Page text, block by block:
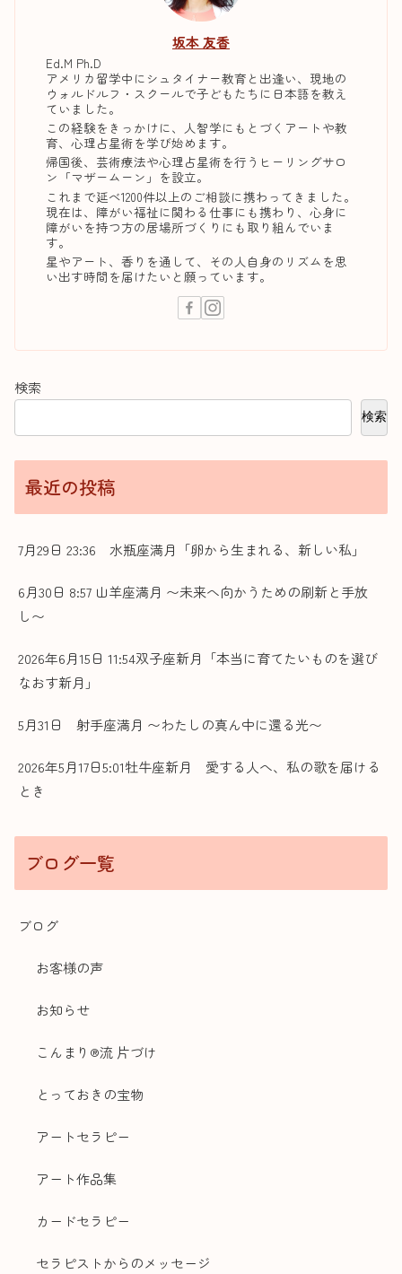
坂本 友香
Ed.M Ph.D
アメリカ留学中にシュタイナー教育と出逢い、現地の
ウォルドルフ・スクールで子どもたちに日本語を教え
ていました。
この経験をきっかけに、人智学にもとづくアートや教
育、心理占星術を学び始めます。
帰国後、芸術療法や心理占星術を行うヒーリングサロ
ン「マザームーン」を設立。
これまで延べ1200件以上のご相談に携わってきました。
現在は、障がい福祉に関わる仕事にも携わり、心身に
障がいを持つ方の居場所づくりにも取り組んでいま
す。
星やアート、香りを通して、その人自身のリズムを思
い出す時間を届けたいと願っています。
検索
検索
最近の投稿
7月29日 23:36 水瓶座満月「卵から生まれる、新しい私」
6月30日 8:57 山羊座満月 〜未来へ向かうための刷新と手放
し〜
2026年6月15日 11:54双子座新月「本当に育てたいものを選び
なおす新月」
5月31日 射手座満月 〜わたしの真ん中に還る光〜
2026年5月17日5:01牡牛座新月 愛する人へ、私の歌を届ける
とき
ブログ一覧
ブログ
お客様の声
お知らせ
こんまり®流 片づけ
とっておきの宝物
アートセラピー
アート作品集
カードセラピー
セラピストからのメッセージ